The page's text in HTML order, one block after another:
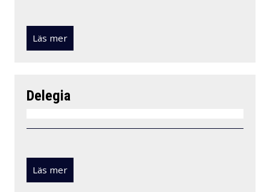
Läs mer
Delegia
Läs mer